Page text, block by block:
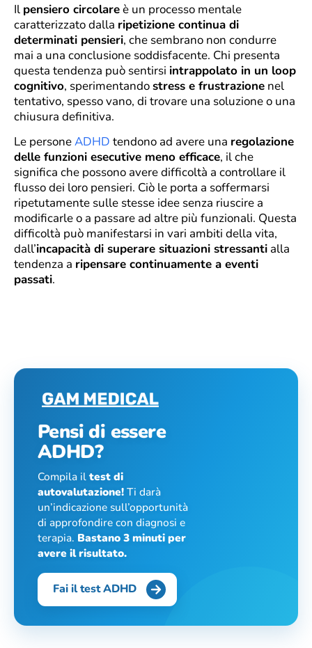
Il pensiero circolareè un processo mentale
caratterizzato dalla ripetizione continua di
determinati pensieri, che sembrano non condurre
mai a una conclusione soddisfacente. Chi presenta
questa tendenza può sentirsi intrappolato in un loop
cognitivo, sperimentandostress e frustrazione nel
tentativo, spesso vano, di trovare una soluzione o una
chiusura definitiva.
Le personeADHD tendono ad avere una regolazione
delle funzioni esecutive meno efficace, il che
significa che possono avere difficoltà a controllare il
flusso dei loro pensieri. Ciò le porta a soffermarsi
ripetutamente sulle stesse idee senza riuscire a
modificarle o a passare ad altre più funzionali. Questa
difficoltà può manifestarsi in vari ambiti della vita,
dall’incapacità di superare situazioni stressanti alla
tendenza a ripensare continuamente a eventi
passati.
Pensi di essere
ADHD?
Compila iltest di
autovalutazione!Ti darà
un’indicazione sull’opportunità
di approfondire con diagnosi e
terapia. Bastano 3 minuti per
avere il risultato.
Fai il test ADHD